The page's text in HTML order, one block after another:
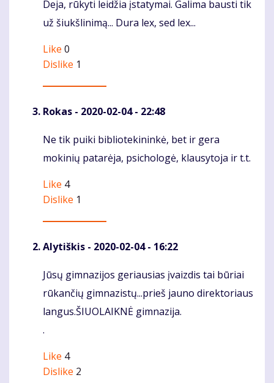
Komentaras
Deja, rūkyti leidžia įstatymai. Galima bausti tik
už šiukšlinimą... Dura lex, sed lex...
Like 0
Dislike 1
Rokas - 2020-02-04 - 22:48
Komentaras
Ne tik puiki bibliotekininkė, bet ir gera
mokinių patarėja, psichologė, klausytoja ir t.t.
Like 4
Dislike 1
Alytiškis - 2020-02-04 - 16:22
Komentaras
Jūsų gimnazijos geriausias įvaizdis tai būriai
rūkančių gimnazistų...prieš jauno direktoriaus
langus.ŠIUOLAIKNĖ gimnazija.
.
Like 4
Dislike 2